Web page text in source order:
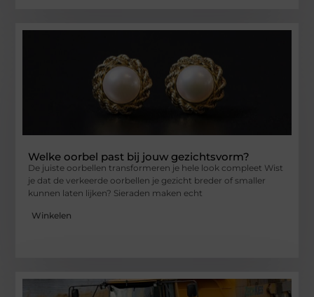
Welke oorbel past bij jouw gezichtsvorm?
De juiste oorbellen transformeren je hele look compleet Wist
je dat de verkeerde oorbellen je gezicht breder of smaller
kunnen laten lijken? Sieraden maken echt
Winkelen